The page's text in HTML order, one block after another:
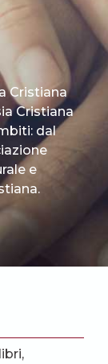
Cristiana
Cristiana
dal
e